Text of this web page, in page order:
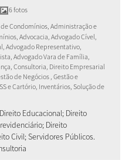
6 fotos
Condomínios, Administração e
Advocacia, Advogado Cível,
Advogado Representativo,
Advogado Vara de Família,
Consultoria, Direito Empresarial
de Negócios , Gestão e
e Cartório, Inventários, Solução de
Educacional; Direito
Direito
Civil; Servidores Públicos.